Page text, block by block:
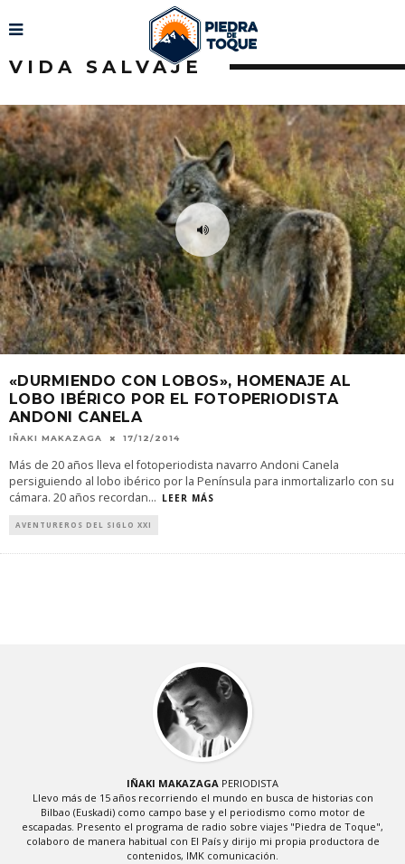
VIDA SALVAJE
«DURMIENDO CON LOBOS», HOMENAJE AL
LOBO IBÉRICO POR EL FOTOPERIODISTA
ANDONI CANELA
IÑAKI MAKAZAGA 17/12/2014
Más de 20 años lleva el fotoperiodista navarro Andoni Canela
persiguiendo al lobo ibérico por la Península para inmortalizarlo con su
cámara. 20 años recordan... LEER MÁS
AVENTUREROS DEL SIGLO XXI
IÑAKI MAKAZAGA PERIODISTA
Llevo más de 15 años recorriendo el mundo en busca de historias con
Bilbao (Euskadi) como campo base y el periodismo como motor de
escapadas. Presento el programa de radio sobre viajes "Piedra de Toque",
colaboro de manera habitual con El País y dirijo mi propia productora de
contenidos, IMK comunicación.